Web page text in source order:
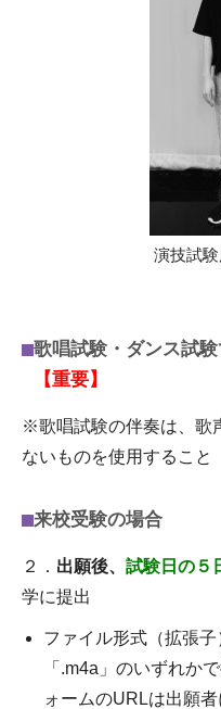
演技試験
歌唱試験・ダンス試
【重要】
※歌唱試験の伴奏は、歌
ないものを使用すること
来校受験の場合
２． 出願後、 試験日の５
学に提出
ファイル形式（拡張子
「.m4a」のいずれか
ォームのURLは出願者